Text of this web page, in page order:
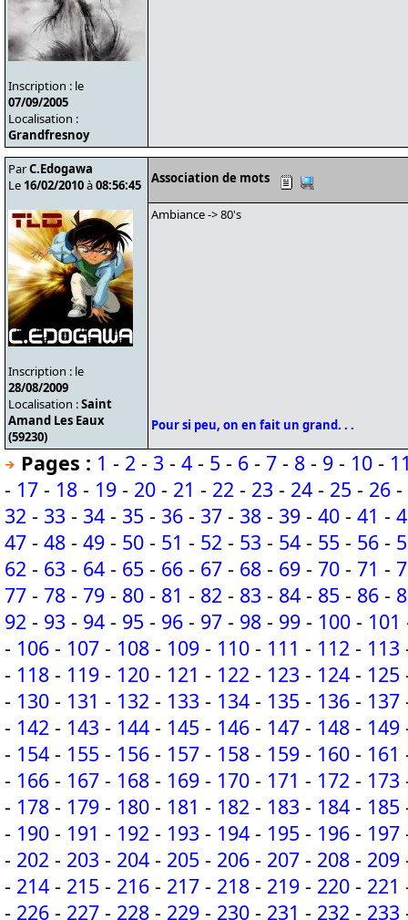
Inscription : le
07/09/2005
Localisation :
Grandfresnoy
ParC.Edogawa
Le 16/02/2010à08:56:45
Inscription : le
28/08/2009
Localisation :Saint
Amand Les Eaux
(59230)
Association de mots
Ambiance -> 80's
Pour si peu, on en fait un grand. . .
Pages : 1 - 2 - 3 - 4 - 5 - 6 - 7 - 8 - 9 - 10 -
- 17 - 18 - 19 - 20 - 21 - 22 - 23 - 24 - 25 - 26 -
32 - 33 - 34 - 35 - 36 - 37 - 38 - 39 - 40 - 41 -
47 - 48 - 49 - 50 - 51 - 52 - 53 - 54 - 55 - 56 -
62 - 63 - 64 - 65 - 66 - 67 - 68 - 69 - 70 - 71 -
77 - 78 - 79 - 80 - 81 - 82 - 83 - 84 - 85 - 86 -
92 - 93 - 94 - 95 - 96 - 97 - 98 - 99 - 100 - 101
- 106 - 107 - 108 - 109 - 110 - 111 - 112 - 113
- 118 - 119 - 120 - 121 - 122 - 123 - 124 - 125
- 130 - 131 - 132 - 133 - 134 - 135 - 136 - 137
- 142 - 143 - 144 - 145 - 146 - 147 - 148 - 149
- 154 - 155 - 156 - 157 - 158 - 159 - 160 - 161
- 166 - 167 - 168 - 169 - 170 - 171 - 172 - 173
- 178 - 179 - 180 - 181 - 182 - 183 - 184 - 185
- 190 - 191 - 192 - 193 - 194 - 195 - 196 - 197
- 202 - 203 - 204 - 205 - 206 - 207 - 208 - 209
- 214 - 215 - 216 - 217 - 218 - 219 - 220 - 221
- 226 - 227 - 228 - 229 - 230 - 231 - 232 - 233